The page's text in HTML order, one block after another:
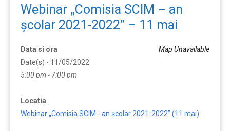
Webinar „Comisia SCIM – an
școlar 2021-2022” – 11 mai
Map Unavailable
Data si ora
Date(s) - 11/05/2022
5:00 pm - 7:00 pm
Locatia
Webinar „Comisia SCIM - an școlar 2021-2022” (11 mai)